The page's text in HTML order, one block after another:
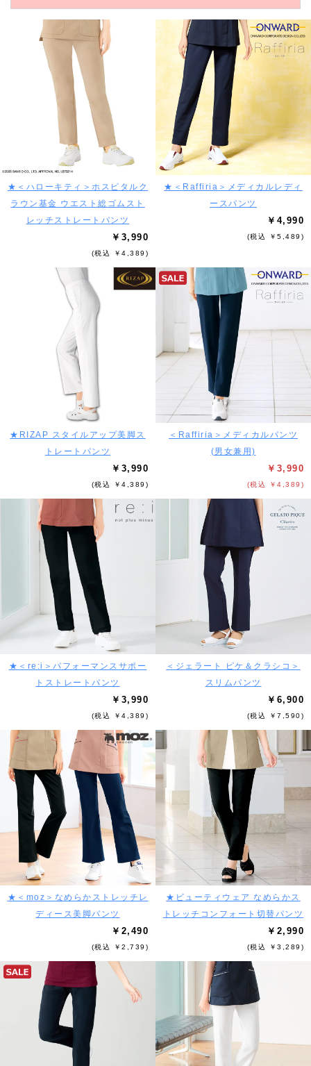
★＜ハローキティ＞ホスピタルク
ラウン基金 ウエスト総ゴムスト
レッチストレートパンツ
￥3,990
(税込 ￥4,389)
★＜Raffiria＞メディカルレディ
ースパンツ
￥4,990
(税込 ￥5,489)
★RIZAP スタイルアップ美脚ス
トレートパンツ
￥3,990
(税込 ￥4,389)
＜Raffiria＞メディカルパンツ
(男女兼用)
￥3,990
(税込 ￥4,389)
★＜re:i＞パフォーマンスサポー
トストレートパンツ
￥3,990
(税込 ￥4,389)
＜ジェラート ピケ＆クラシコ＞
スリムパンツ
￥6,900
(税込 ￥7,590)
★＜moz＞なめらかストレッチレ
ディース美脚パンツ
￥2,490
(税込 ￥2,739)
★ビューティウェア なめらかス
トレッチコンフォート切替パンツ
￥2,990
(税込 ￥3,289)